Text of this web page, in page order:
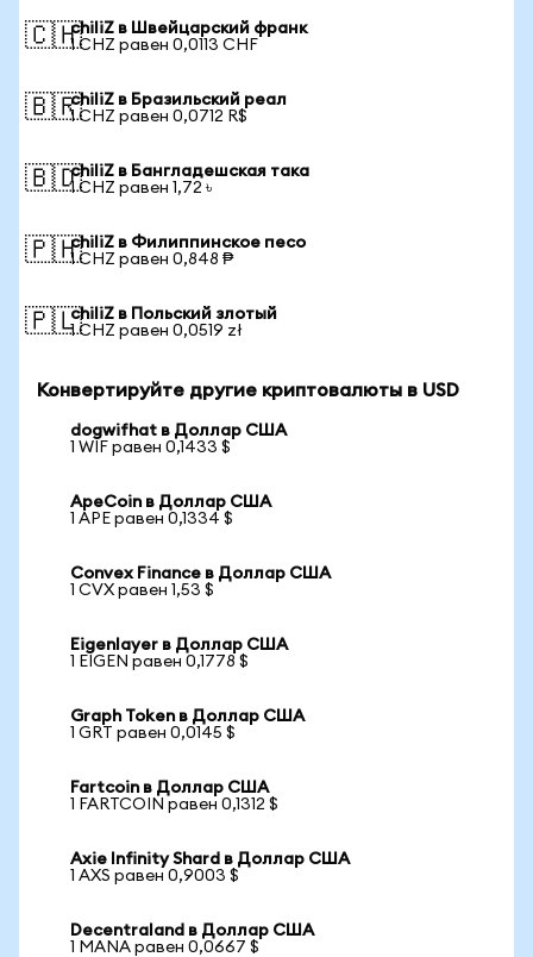
🇨🇭chiliZ в Швейцарский франк
1 CHZ равен 0,0113 CHF
🇧🇷chiliZ в Бразильский реал
1 CHZ равен 0,0712 R$
🇧🇩chiliZ в Бангладешская така
1 CHZ равен 1,72 ৳
🇵🇭chiliZ в Филиппинское песо
1 CHZ равен 0,848 ₱
🇵🇱chiliZ в Польский злотый
1 CHZ равен 0,0519 zł
Конвертируйте другие криптовалюты в USD
dogwifhat в Доллар США
1 WIF равен 0,1433 $
ApeCoin в Доллар США
1 APE равен 0,1334 $
Convex Finance в Доллар США
1 CVX равен 1,53 $
Eigenlayer в Доллар США
1 EIGEN равен 0,1778 $
Graph Token в Доллар США
1 GRT равен 0,0145 $
Fartcoin в Доллар США
1 FARTCOIN равен 0,1312 $
Axie Infinity Shard в Доллар США
1 AXS равен 0,9003 $
Decentraland в Доллар США
1 MANA равен 0,0667 $